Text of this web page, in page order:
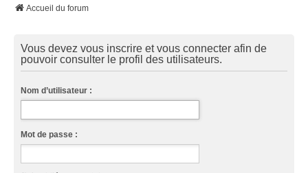
Accueil du forum
Vous devez vous inscrire et vous connecter afin de
pouvoir consulter le profil des utilisateurs.
Nom d’utilisateur :
Mot de passe :